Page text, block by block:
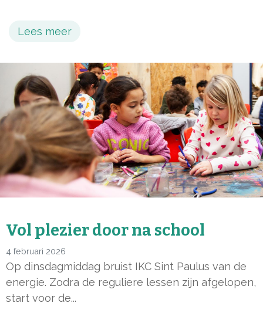
Lees meer
Vol plezier door na school
4 februari 2026
Op dinsdagmiddag bruist IKC Sint Paulus van de
energie. Zodra de reguliere lessen zijn afgelopen,
start voor de...